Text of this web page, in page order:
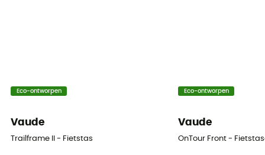
Eco-ontworpen
Vaude
Trailframe II - Fietstas
Eco-ontworpen
Vaude
OnTour Front -